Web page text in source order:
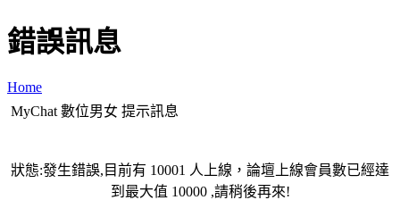
錯誤訊息
Home
MyChat 數位男女 提示訊息
狀態:發生錯誤,目前有 10001 人上線，論壇上線會員數已經達
到最大值 10000 ,請稍後再來!